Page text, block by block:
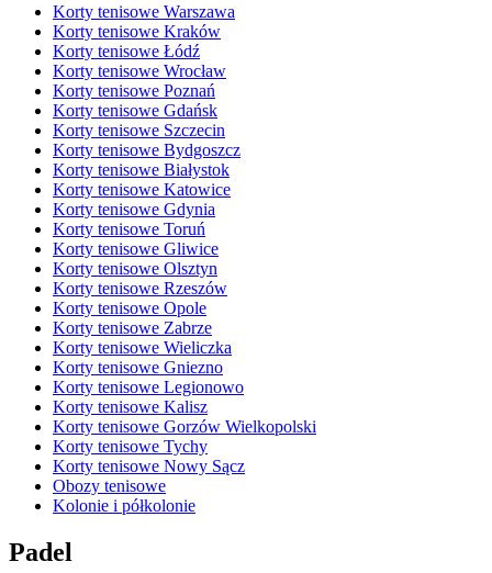
Korty tenisowe Warszawa
Korty tenisowe Kraków
Korty tenisowe Łódź
Korty tenisowe Wrocław
Korty tenisowe Poznań
Korty tenisowe Gdańsk
Korty tenisowe Szczecin
Korty tenisowe Bydgoszcz
Korty tenisowe Białystok
Korty tenisowe Katowice
Korty tenisowe Gdynia
Korty tenisowe Toruń
Korty tenisowe Gliwice
Korty tenisowe Olsztyn
Korty tenisowe Rzeszów
Korty tenisowe Opole
Korty tenisowe Zabrze
Korty tenisowe Wieliczka
Korty tenisowe Gniezno
Korty tenisowe Legionowo
Korty tenisowe Kalisz
Korty tenisowe Gorzów Wielkopolski
Korty tenisowe Tychy
Korty tenisowe Nowy Sącz
Obozy tenisowe
Kolonie i półkolonie
Padel